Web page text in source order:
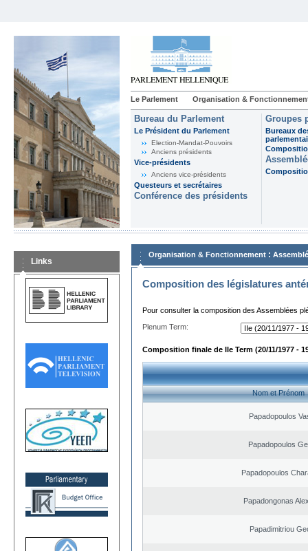
Le Parlement Organisation &
Bureau du Parlement
Le Président du Parlement
Election-Mandat-Pouvoirs
Anciens présidents
Vice-présidents
Anciens vice-présidents
Questeurs et secrétaires
Conférence des présidents
Groupes
Bureaux
Links
Organisation & Fonctionnement :
Composition des législatures
Pour consulter la composition des Assemblées
Plenum Term:
Composition finale de IIe Term (20/11/1977 -
Nom et Prénom
Papadopoulos
Papadopoulos
Papadopoulos
Papadongonas
Papadimitriou